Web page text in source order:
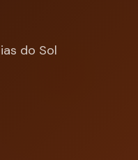
do Sol